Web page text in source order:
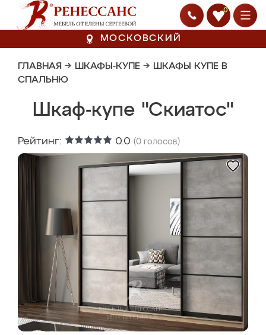
0
МОСКОВСКИЙ
ГЛАВНАЯ → ШКАФЫ-КУПЕ → ШКАФЫ КУПЕ В
СПАЛЬНЮ
Шкаф-купе "Скиатос"
Рейтинг: 0.0 (0 голосов)